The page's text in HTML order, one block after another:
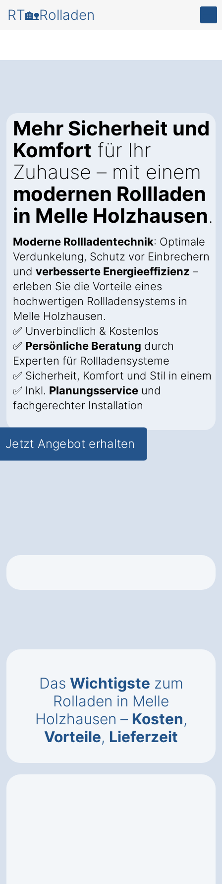
RT🏡Rolladen
Mehr Sicherheit und
Komfort für Ihr
Zuhause – mit einem
modernen Rollladen
in Melle Holzhausen.
Moderne Rollladentechnik: Optimale
Verdunkelung, Schutz vor Einbrechern
und verbesserte Energieeffizienz –
erleben Sie die Vorteile eines
hochwertigen Rollladensystems in
Melle Holzhausen.
✅ Unverbindlich & Kostenlos
✅ Persönliche Beratung durch
Experten für Rollladensysteme
✅ Sicherheit, Komfort und Stil in einem
✅ Inkl. Planungsservice und
fachgerechter Installation
Jetzt Angebot erhalten
Das Wichtigste zum
Rolladen in Melle
Holzhausen – Kosten,
Vorteile, Lieferzeit